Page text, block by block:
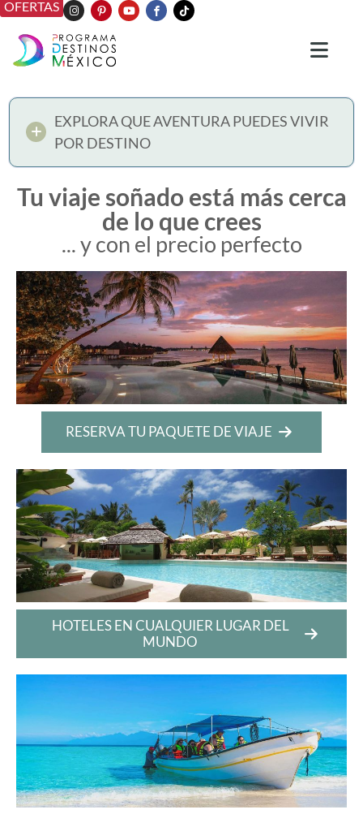
OFERTAS
EXPLORA QUE AVENTURA PUEDES VIVIR
POR DESTINO
Tu viaje soñado está más cerca
de lo que crees
... y con el precio perfecto
RESERVA TU PAQUETE DE VIAJE
HOTELES EN CUALQUIER LUGAR DEL
MUNDO